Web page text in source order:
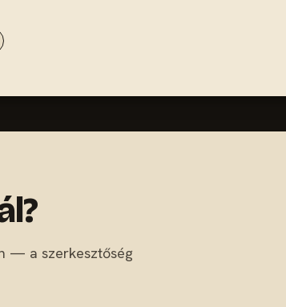
— a szerkesztőség